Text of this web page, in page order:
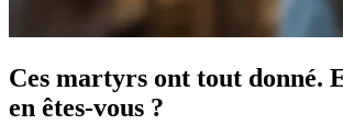
Ces martyrs ont tout donné.
en êtes-vous ?